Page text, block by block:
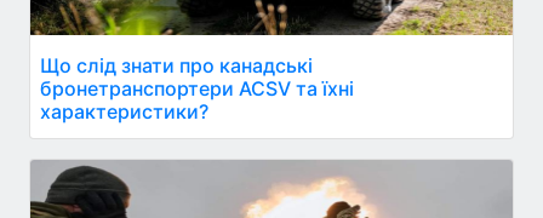
Що слід знати про канадські
бронетранспортери ACSV та їхні
характеристики?